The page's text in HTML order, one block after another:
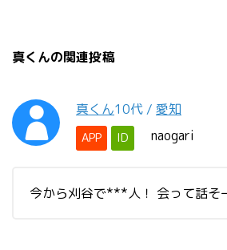
真くんの関連投稿
真くん10代 / 愛知
APP ID naogari
今から刈谷で***人！ 会って話そ